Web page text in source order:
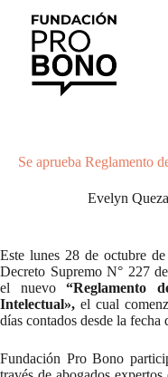
contenido
Se aprueba Reglamento
Evelyn
Este lunes 28 de octubre
Decreto Supremo N° 227
el nuevo“Reglamento
Intelectual», el cual
días contados desde la fecha
Fundación Pro Bono